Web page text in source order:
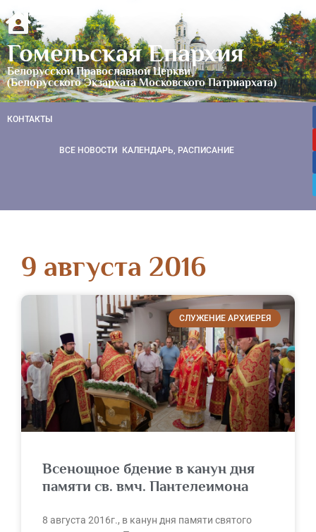
Гомельская Епархия
Белорусской Православной Церкви
(Белорусского Экзархата Московского Патриархата)
КОНТАКТЫ
ВСЕ НОВОСТИ КАЛЕНДАРЬ, РАСПИСАНИЕ
9 августа 2016
СЛУЖЕНИЕ АРХИЕРЕЯ
Всенощное бдение в канун дня
памяти св. вмч. Пантелеимона
8 августа 2016г., в канун дня памяти святого